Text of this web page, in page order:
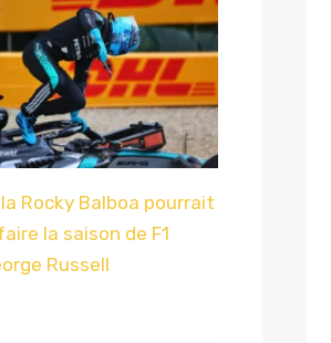
la Rocky Balboa pourrait
la saison de F1
Russell